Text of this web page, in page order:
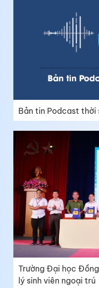
Bản tin Podcast
Trường Đại học
lý sinh viên ngoại trú